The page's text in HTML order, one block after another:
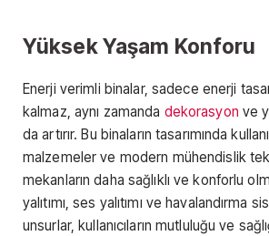
Yüksek Yaşam Konforu
Enerji verimli binalar, sadece enerji
kalmaz, aynı zamanda dekorasyon ve
da artırır. Bu binaların tasarımında
malzemeler ve modern mühendislik
mekanların daha sağlıklı ve konforlu
yalıtımı, ses yalıtımı ve havalandırma
unsurlar, kullanıcıların mutluluğu ve